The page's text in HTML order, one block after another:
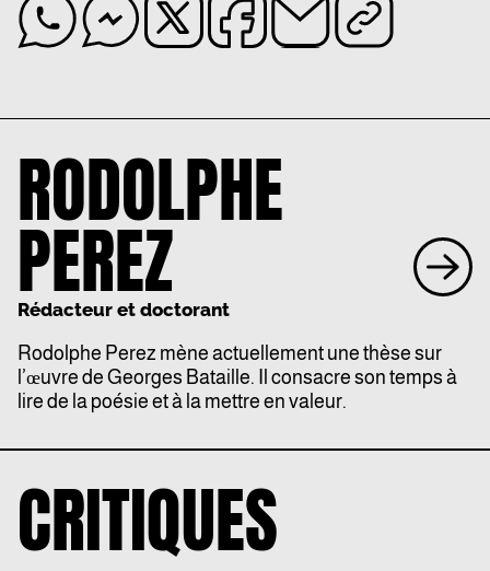
RODOLPHE
PEREZ
Rédacteur et doctorant
Rodolphe Perez mène actuellement une thèse sur
l’œuvre de Georges Bataille. Il consacre son temps à
lire de la poésie et à la mettre en valeur.
CRITIQUES